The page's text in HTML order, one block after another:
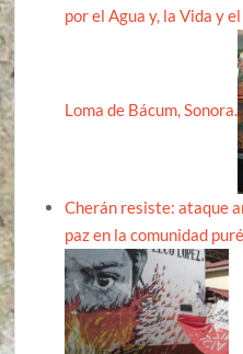
por el Agua y, la Vida y
Loma de Bácum, Sonora.
Cherán resiste: ataque
paz en la comunidad